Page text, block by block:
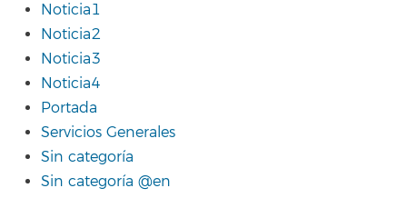
Noticia1
Noticia2
Noticia3
Noticia4
Portada
Servicios Generales
Sin categoría
Sin categoría @en